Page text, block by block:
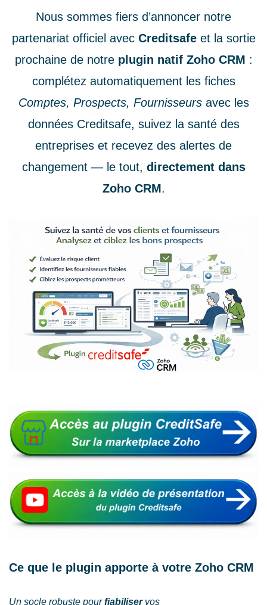
Nous sommes fiers d’annoncer notre
partenariat officiel avec Creditsafeet la sortie
prochaine de notre plugin natif Zoho CRM :
complétez automatiquement les fiches
Comptes, Prospects, Fournisseursavec les
données Creditsafe, suivez la santé des
entreprises et recevez des alertes de
changement — le tout, directement dans
Zoho CRM.
Ce que le plugin apporte à votre Zoho CRM
Un socle robuste pourfiabiliservos